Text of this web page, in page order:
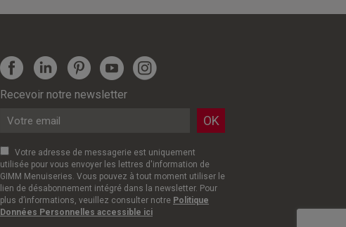
Recevoir notre newsletter
Votre adresse de messagerie est uniquement
utilisée pour vous envoyer les lettres d'information de
GIMM Menuiseries. Vous pouvez à tout moment utiliser le
lien de désabonnement intégré dans la newsletter. Pour
plus d’informations, veuillez consulter notre Politique
Données Personnelles accessible ici